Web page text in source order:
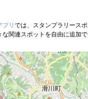
プリ では、スタンプラリース
関連スポットを自由に追加で